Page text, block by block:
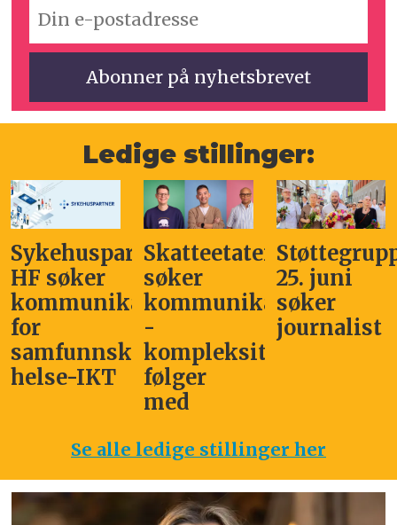
Ledige stillinger:
Sykehuspartner
HF søker
kommunikasjonssjef
for
samfunnskritisk
helse-IKT
Skatteetaten
søker
kommunikasjonsleder
-
kompleksitet
følger
med
25. juni
søker
journalist
Se alle ledige stillinger her